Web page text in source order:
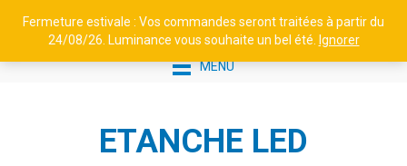
Fermeture estivale : Vos commandes seront traitées à partir du
24/08/26. Luminance vous souhaite un bel été.
Ignorer
MENU
ETANCHE LED